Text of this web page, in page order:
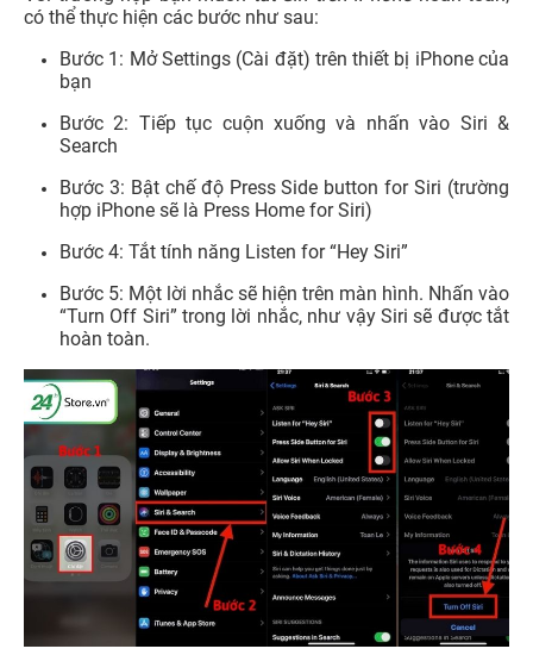
có thể thực hiện các bước như sau:
Bước 1: Mở Settings (Cài đặt) trên thiết bị iPhone của
bạn
Bước 2: Tiếp tục cuộn xuống và nhấn vào Siri &
Search
Bước 3: Bật chế độ Press Side button for Siri (trường
hợp iPhone sẽ là Press Home for Siri)
Bước 4: Tắt tính năng Listen for “Hey Siri”
Bước 5: Một lời nhắc sẽ hiện trên màn hình. Nhấn vào
“Turn Off Siri” trong lời nhắc, như vậy Siri sẽ được tắt
hoàn toàn.